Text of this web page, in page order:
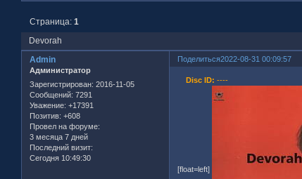
Devorah
Страница:1
Поделиться2022-08-31 00:09:57
Admin
Администратор
Зарегистрирован: 2016-11-05
Сообщений: 7291
Уважение: +17391
Позитив: +608
Провел на форуме:
3 месяца 7 дней
Последний визит:
Сегодня 10:49:30
Disc ID: ----
[float=left]